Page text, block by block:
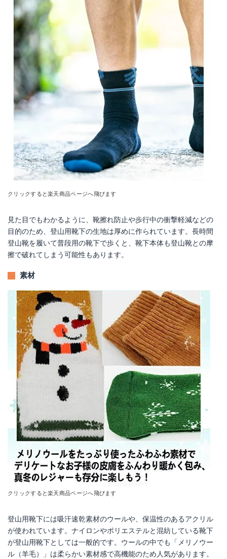
クリックすると楽天商品ページへ飛びます
見た目でもわかるように、靴擦れ防止や歩行中の衝撃軽減などの
目的のため、登山用靴下の生地は厚めに作られています。長時間
登山靴を履いて普段用の靴下で歩くと、靴下本体も登山靴との摩
擦で破れてしまう可能性もあります。
素材
クリックすると楽天商品ページへ飛びます
登山用靴下には吸汗速乾素材のウールや、保温性のあるアクリル
が使われています。ナイロンやポリエステルと混紡している靴下
が登山用靴下としては一般的です。ウールの中でも「メリノウー
ル（羊毛）」は柔らかい素材感で高機能のため人気があります。